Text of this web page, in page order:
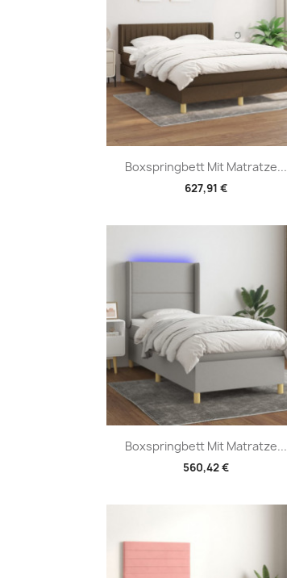
Boxspringbett Mit Matratze...
627,91 €
Vorschau
Boxspringbett Mit Matratze...
560,42 €
Vorschau